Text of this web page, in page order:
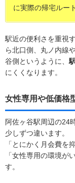
に実際の帰宅ルー
駅近の便利さを重視
ら北口側、丸ノ内線
谷側というように、
にくくなります。
女性専用や低価格
阿佐ヶ谷駅周辺の24
少しずつ違います。
「とにかく月会費を
「女性専用の環境が
す。